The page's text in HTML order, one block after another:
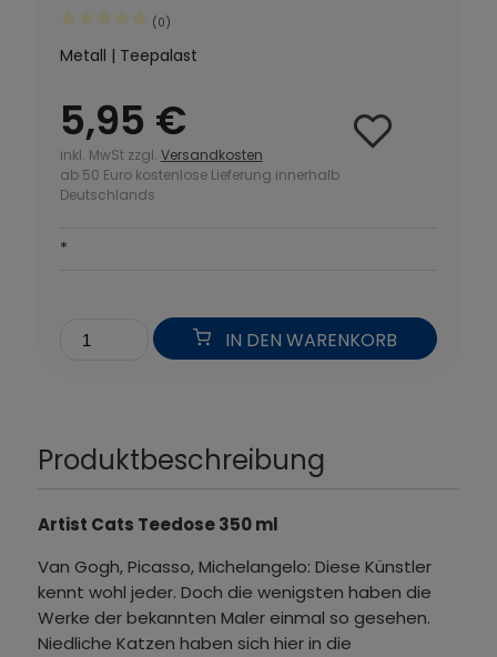
(0)
Metall | Teepalast
5,95 €
inkl. MwSt zzgl. Versandkosten
ab 50 Euro kostenlose Lieferung innerhalb
Deutschlands
*
IN DEN WARENKORB
Produktbeschreibung
Artist Cats Teedose 350 ml
Van Gogh, Picasso, Michelangelo: Diese Künstler
kennt wohl jeder. Doch die wenigsten haben die
Werke der bekannten Maler einmal so gesehen.
Niedliche Katzen haben sich hier in die